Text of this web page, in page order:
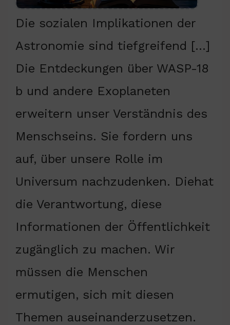
Die sozialen Implikationen der
Astronomie sind tiefgreifend […]
Die Entdeckungen über WASP-18
b und andere Exoplaneten
erweitern unser Verständnis des
Menschseins. Sie fordern uns
auf, über unsere Rolle im
Universum nachzudenken. Diehat
die Verantwortung, diese
Informationen der Öffentlichkeit
zugänglich zu machen. Wir
müssen die Menschen
ermutigen, sich mit diesen
Themen auseinanderzusetzen.